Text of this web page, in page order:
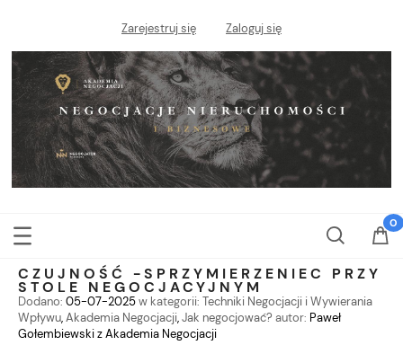
Zarejestruj się Zaloguj się
CZUJNOŚĆ -SPRZYMIERZENIEC PRZY
STOLE NEGOCJACYJNYM
Dodano: 05-07-2025w kategorii: Techniki Negocjacji i Wywierania
Wpływu,Akademia Negocjacji,Jak negocjować? autor: Paweł
Gołembiewski z Akademia Negocjacji